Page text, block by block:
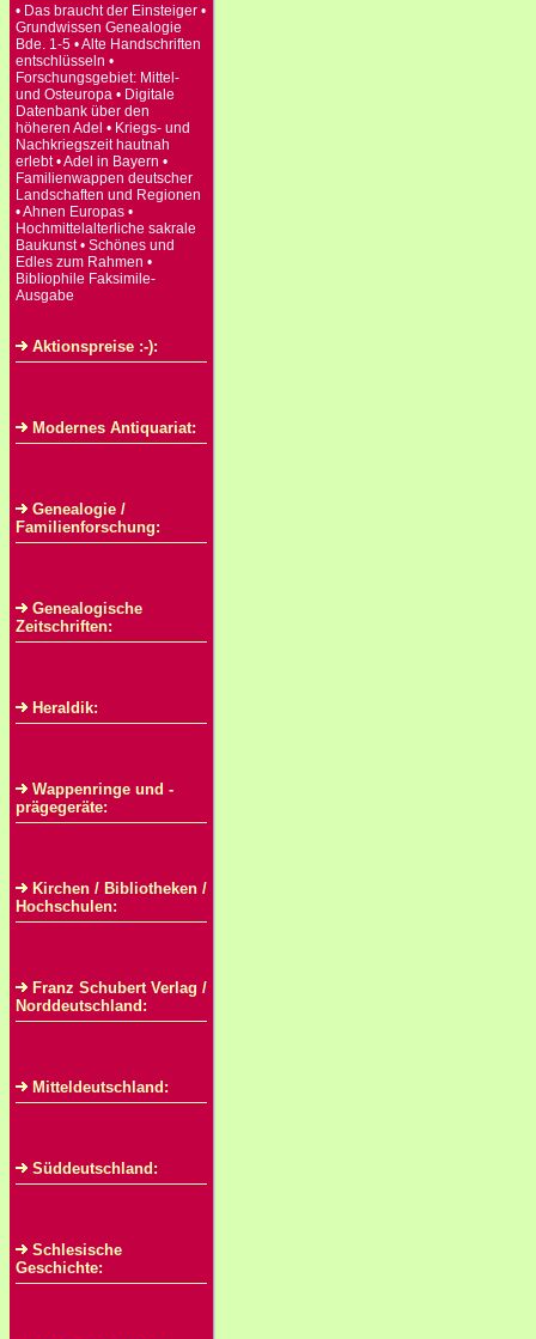
• Das braucht der Einsteiger •
Grundwissen Genealogie
Bde. 1-5 • Alte Handschriften
entschlüsseln •
Forschungsgebiet: Mittel-
und Osteuropa • Digitale
Datenbank über den
höheren Adel • Kriegs- und
Nachkriegszeit hautnah
erlebt • Adel in Bayern •
Familienwappen deutscher
Landschaften und Regionen
• Ahnen Europas •
Hochmittelalterliche sakrale
Baukunst • Schönes und
Edles zum Rahmen •
Bibliophile Faksimile-
Ausgabe
Aktionspreise :-):
Modernes Antiquariat:
Genealogie /
Familienforschung:
Genealogische
Zeitschriften:
Heraldik:
Wappenringe und -
prägegeräte:
Kirchen / Bibliotheken /
Hochschulen:
Franz Schubert Verlag /
Norddeutschland:
Mitteldeutschland:
Süddeutschland:
Schlesische
Geschichte: